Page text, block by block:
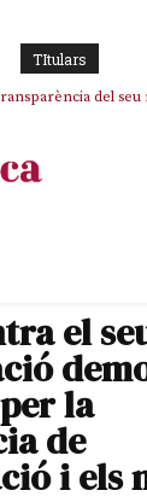
TItulars
del
el
la
de
i els